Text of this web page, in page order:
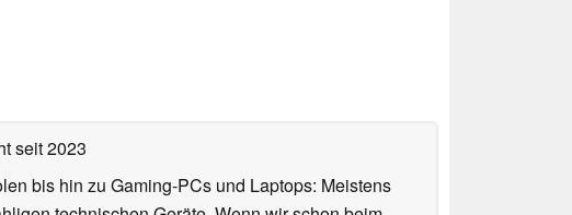
seit 2023
bis hin zu Gaming-PCs und Laptops: Meistens